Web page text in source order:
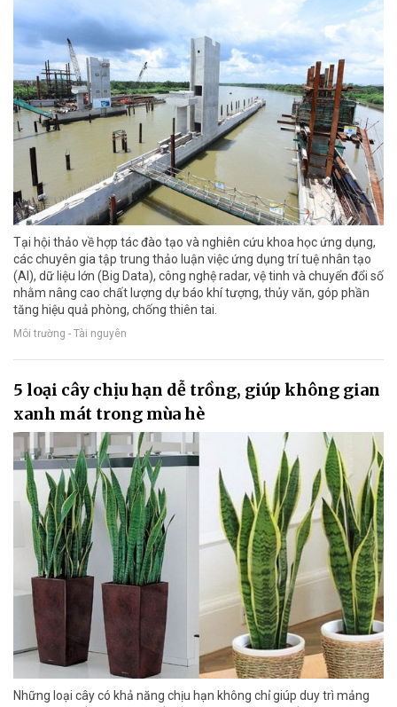
Tại hội thảo về hợp tác đào tạo và nghiên cứu khoa học ứng dụng,
các chuyên gia tập trung thảo luận việc ứng dụng trí tuệ nhân tạo
(AI), dữ liệu lớn (Big Data), công nghệ radar, vệ tinh và chuyển đổi số
nhằm nâng cao chất lượng dự báo khí tượng, thủy văn, góp phần
tăng hiệu quả phòng, chống thiên tai.
Môi trường - Tài nguyên
5 loại cây chịu hạn dễ trồng, giúp không gian
xanh mát trong mùa hè
Những loại cây có khả năng chịu hạn không chỉ giúp duy trì mảng